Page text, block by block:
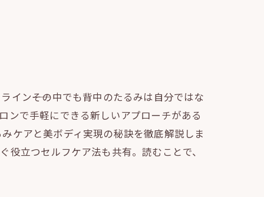
ン――その中でも背中のたるみは自分ではな
ンで手軽にできる新しいアプローチがある
ケアと美ボディ実現の秘訣を徹底解説しま
立つセルフケア法も共有。読むことで、